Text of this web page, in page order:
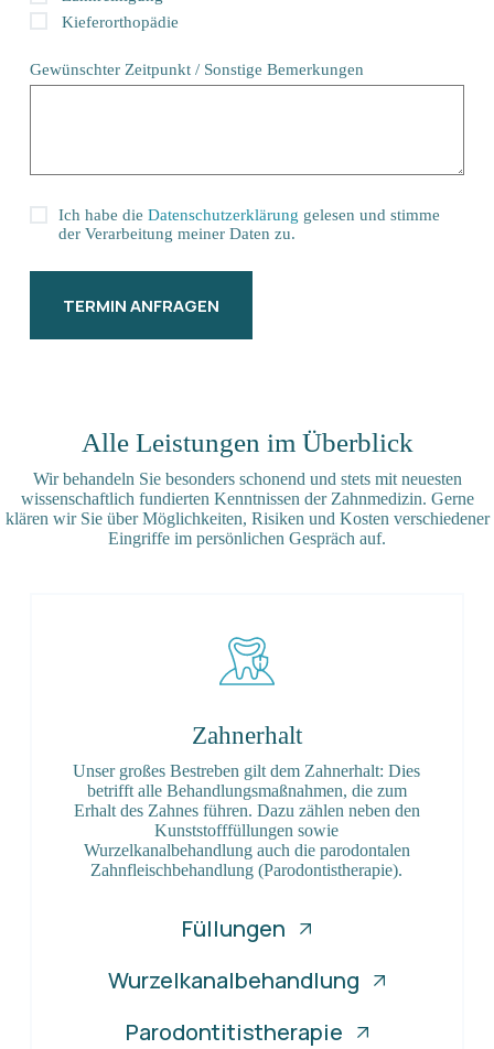
Kieferorthopädie
Gewünschter Zeitpunkt / Sonstige Bemerkungen
Ich habe die Datenschutzerklärung gelesen und stimme
der Verarbeitung meiner Daten zu.
TERMIN ANFRAGEN
Alle Leistungen im Überblick
Wir behandeln Sie besonders schonend und stets mit neuesten
wissenschaftlich fundierten Kenntnissen der Zahnmedizin. Gerne
klären wir Sie über Möglichkeiten, Risiken und Kosten verschiedener
Eingriffe im persönlichen Gespräch auf.
Zahnerhalt
Unser großes Bestreben gilt dem Zahnerhalt: Dies
betrifft alle Behandlungsmaßnahmen, die zum
Erhalt des Zahnes führen. Dazu zählen neben den
Kunststofffüllungen sowie
Wurzelkanalbehandlung auch die parodontalen
Zahnfleischbehandlung (Parodontistherapie).
Füllungen
Wurzelkanalbehandlung
Parodontitistherapie